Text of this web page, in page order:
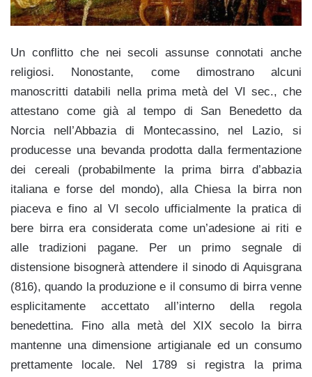
Un conflitto che nei secoli assunse connotati anche
religiosi. Nonostante, come dimostrano alcuni
manoscritti databili nella prima metà del VI sec., che
attestano come già al tempo di San Benedetto da
Norcia nell’Abbazia di Montecassino, nel Lazio, si
producesse una bevanda prodotta dalla fermentazione
dei cereali (probabilmente la prima birra d’abbazia
italiana e forse del mondo), alla Chiesa la birra non
piaceva e fino al VI secolo ufficialmente la pratica di
bere birra era considerata come un’adesione ai riti e
alle tradizioni pagane. Per un primo segnale di
distensione bisognerà attendere il sinodo di Aquisgrana
(816), quando la produzione e il consumo di birra venne
esplicitamente accettato all’interno della regola
benedettina. Fino alla metà del XIX secolo la birra
mantenne una dimensione artigianale ed un consumo
prettamente locale. Nel 1789 si registra la prima